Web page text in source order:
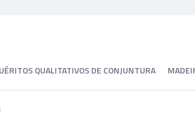
QUALITATIVOS DE CONJUNTURA